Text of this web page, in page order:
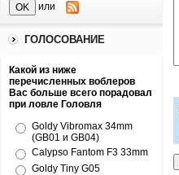
или
ГОЛОСОВАНИЕ
Какой из ниже
перечисленных воблеров
Вас больше всего порадовал
при ловле Головля
Goldy Vibromax 34mm
(GB01 и GB04)
Calypso Fantom F3 33mm
Goldy Tiny G05